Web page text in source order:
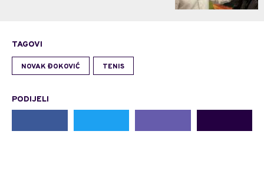
TAGOVI
NOVAK ĐOKOVIĆ TENIS
PODIJELI